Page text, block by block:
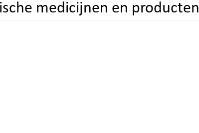
medicijnen en producten